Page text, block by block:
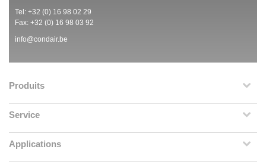
Tel: +32 (0) 16 98 02 29
Fax: +32 (0) 16 98 03 92
info@condair.be
Produits
Service
Applications